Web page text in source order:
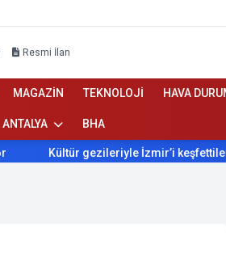
Resmi İlan
MAGAZİN TEKNOLOJİ HAVA
ANTALYA BHA
Kültür gezileriyle İzmir’i keşfettiler